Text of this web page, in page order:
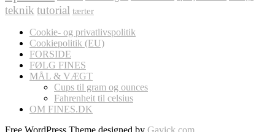
teknik tutorial tærter
Cookie- og privatlivspolitik
Cookiepolitik (EU)
FORSIDE
FØLG FINES
MÅL & VÆGT
Cups til gram og ounces
Fahrenheit til celsius
OM FINES.DK
Free WordPress Theme designed by Gavick.com